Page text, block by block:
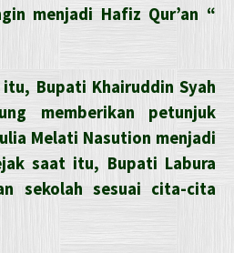
menjadi Hafiz Qur’an “
Bupati Khairuddin Syah
memberikan petunjuk
Melati Nasution menjadi
saat itu, Bupati Labura
sekolah sesuai cita-cita